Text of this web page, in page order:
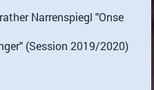
Narrenspiegl "Onse
(Session 2019/2020)